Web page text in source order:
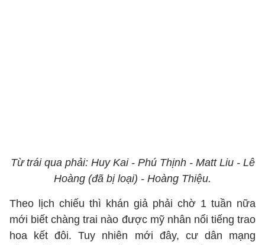
Từ trái qua phải: Huy Kai - Phú Thịnh - Matt Liu - Lê
Hoàng (đã bị loại) - Hoàng Thiệu.
Theo lịch chiếu thì khán giả phải chờ 1 tuần nữa
mới biết chàng trai nào được mỹ nhân nổi tiếng trao
hoa kết đôi. Tuy nhiên mới đây, cư dân mạng